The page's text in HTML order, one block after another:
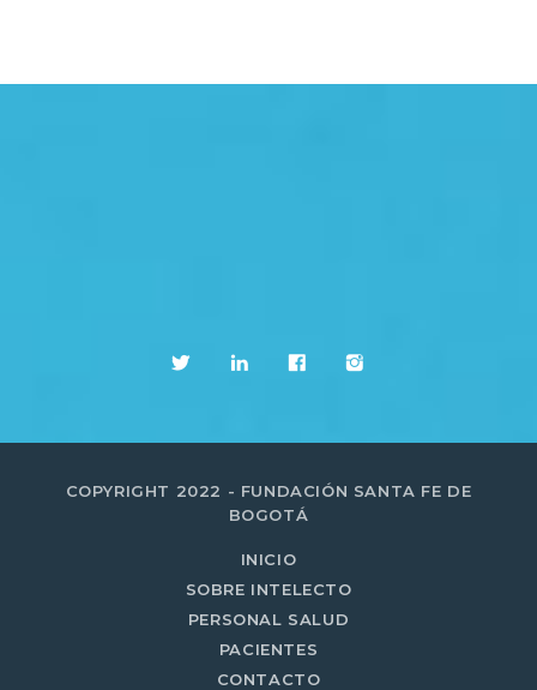
COPYRIGHT 2022 - FUNDACIÓN SANTA FE DE
BOGOTÁ
INICIO
SOBRE INTELECTO
PERSONAL SALUD
PACIENTES
CONTACTO